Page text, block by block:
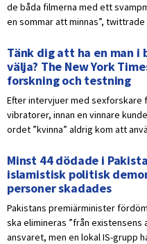
de båda filmerna med ett
en sommar att minnas”,
Tänk dig att ha en man i
välja? The New York
forskning och testning
Efter intervjuer med sexforskare
vibratorer, innan en vinnare
ordet ”kvinna” aldrig kom att
Minst 44 dödade i
islamistisk politisk
personer skadades
Pakistans premiärminister
ska elimineras ”från existensens
ansvaret, men en lokal IS-grupp